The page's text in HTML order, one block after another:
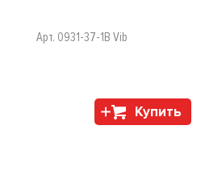
Арт. 0931-37-1B Vib
Купить